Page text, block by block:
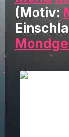
(Motiv:
Bildergalerie